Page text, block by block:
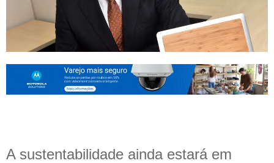
A sustentabilidade ainda estará em